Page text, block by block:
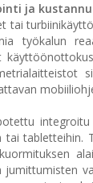
ja
tai
työkalun
tai tabletteihin.
jumittumisten